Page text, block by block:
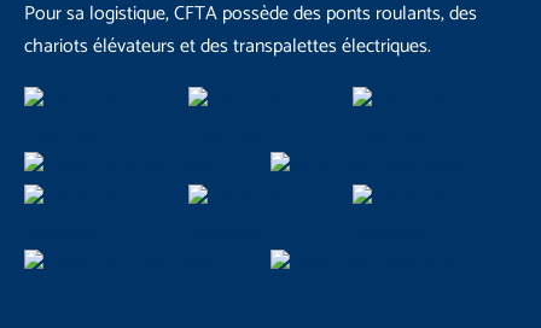
Pour sa logistique, CFTA possède des ponts roulants, des
chariots élévateurs et des transpalettes électriques.